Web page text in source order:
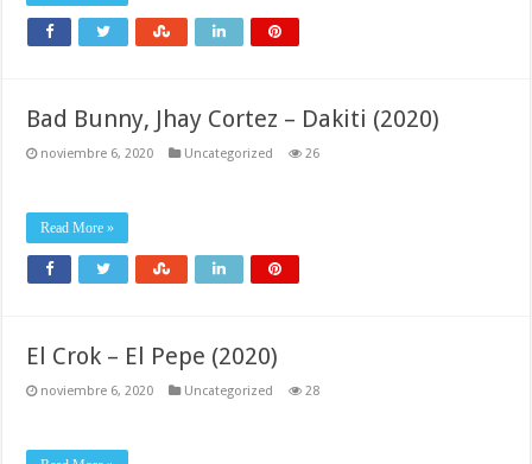
Bad Bunny, Jhay Cortez – Dakiti (2020)
noviembre 6, 2020 Uncategorized 26
Read More »
El Crok – El Pepe (2020)
noviembre 6, 2020 Uncategorized 28